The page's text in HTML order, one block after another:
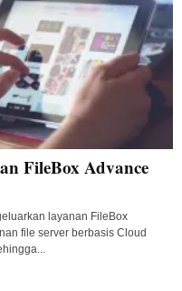
FileBox Advance
layanan FileBox
file server berbasis Cloud